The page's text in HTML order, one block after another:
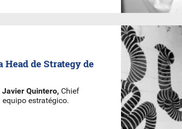
de Strategy de
Javier Quintero, Chief
equipo estratégico.